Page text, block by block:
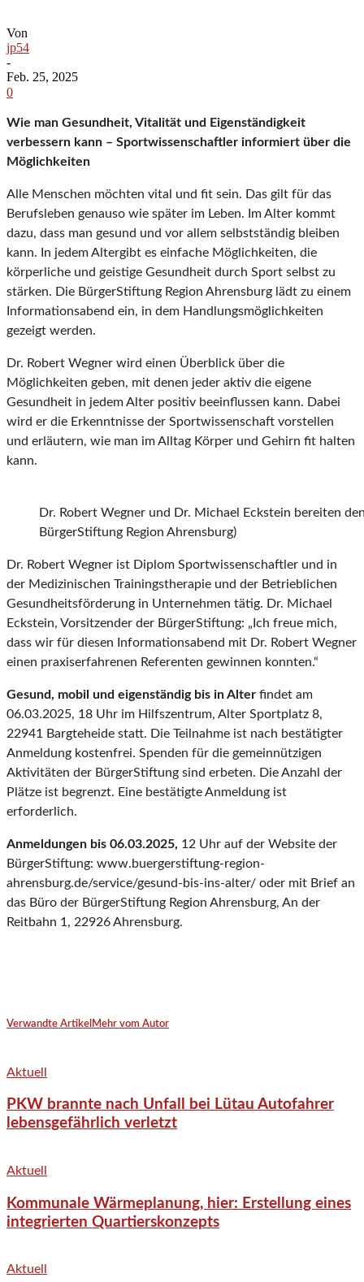
Von
jp54
-
Feb. 25, 2025
0
Wie man Gesundheit, Vitalität und Eigenständigkeit
verbessern kann – Sportwissenschaftler informiert über die
Möglichkeiten
Alle Menschen möchten vital und fit sein. Das gilt für das
Berufsleben genauso wie später im Leben. Im Alter kommt
dazu, dass man gesund und vor allem selbstständig bleiben
kann. In jedem Altergibt es einfache Möglichkeiten, die
körperliche und geistige Gesundheit durch Sport selbst zu
stärken. Die BürgerStiftung Region Ahrensburg lädt zu einem
Informationsabend ein, in dem Handlungsmöglichkeiten
gezeigt werden.
Dr. Robert Wegner wird einen Überblick über die
Möglichkeiten geben, mit denen jeder aktiv die eigene
Gesundheit in jedem Alter positiv beeinflussen kann. Dabei
wird er die Erkenntnisse der Sportwissenschaft vorstellen
und erläutern, wie man im Alltag Körper und Gehirn fit halten
kann.
Dr. Robert Wegner und Dr. Michael Eckstein bereiten
BürgerStiftung Region Ahrensburg)
Dr. Robert Wegner ist Diplom Sportwissenschaftler und in
der Medizinischen Trainingstherapie und der Betrieblichen
Gesundheitsförderung in Unternehmen tätig. Dr. Michael
Eckstein, Vorsitzender der BürgerStiftung: „Ich freue mich,
dass wir für diesen Informationsabend mit Dr. Robert Wegner
einen praxiserfahrenen Referenten gewinnen konnten.“
Gesund, mobil und eigenständig bis in Alter findet am
06.03.2025, 18 Uhr im Hilfszentrum, Alter Sportplatz 8,
22941 Bargteheide statt. Die Teilnahme ist nach bestätigter
Anmeldung kostenfrei. Spenden für die gemeinnützigen
Aktivitäten der BürgerStiftung sind erbeten. Die Anzahl der
Plätze ist begrenzt. Eine bestätigte Anmeldung ist
erforderlich.
Anmeldungen bis 06.03.2025, 12 Uhr auf der Website der
BürgerStiftung: www.buergerstiftung-region-
ahrensburg.de/service/gesund-bis-ins-alter/ oder mit Brief an
das Büro der BürgerStiftung Region Ahrensburg, An der
Reitbahn 1, 22926 Ahrensburg.
Verwandte Artikel Mehr vom Autor
Aktuell
PKW brannte nach Unfall bei Lütau Autofahrer
lebensgefährlich verletzt
Aktuell
Kommunale Wärmeplanung, hier: Erstellung eines
integrierten Quartierskonzepts
Aktuell